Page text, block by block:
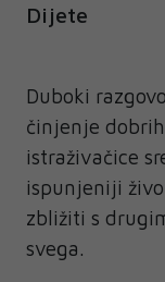
Dijete
Duboki
činjenje
istraživačice
ispunjeniji
zbližiti s
svega.